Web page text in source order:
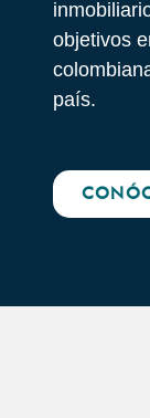
objetivos
país.